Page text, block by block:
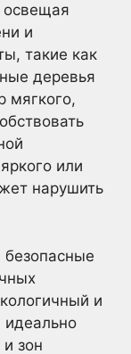
освещая
и
такие как
деревья
мягкого,
или
нарушить
безопасные
и
идеально
зон